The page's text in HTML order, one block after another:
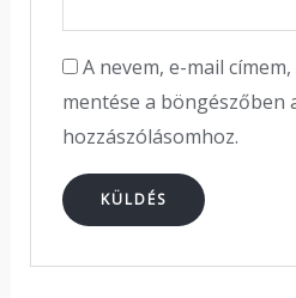
A nevem, e-mail
mentése a böngészőben
hozzászólásomhoz.